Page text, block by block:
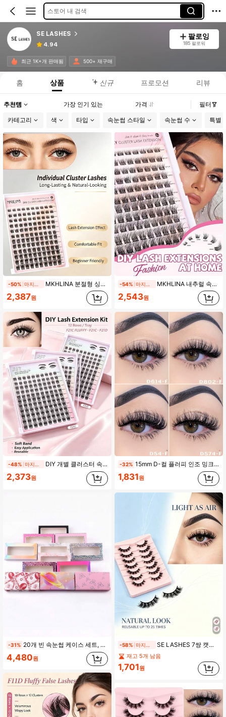
스토어 내 검색
SE LASHES
4.94
팔로잉
185 팔로워
최근 1K+개 판매됨 500+ 재구매
홈 상품 신규 프로모션 리뷰
추천템 가장 인기 있는 가격 필터
카테고리 색 타입 속눈썹 스타일 속눈썹 수 특별
-50% MKHLINA 분절형 싱글 클러스터 인조 속눈썹 DIY 속눈썹 연장 C/CC/D 컬 풍성한 내추럴 스타일 일상, 웨딩, 파티, 코스프레용 초보자 셀프 부착용 (F21)
2,387원
-48% DIY 개별 클러스터 속눈썹 트레이, 12줄 혼합 10-16mm 길이 풍성한 볼륨 속눈썹 연장, 부드럽고 얇은 밴드 재사용 가능한 셀프 부착 인조 속눈썹 일상 메이크업용(F21)
2,373원
-31% 20개 빈 속눈썹 케이스 세트, 속눈썹 포장 및 보관 상자, 종이 소재, 가볍고 내구성 있음, 글리터/실버/핑크/마블/블랙 종이 속눈썹 보관 상자, 부드러운 종이 속눈썹 케이스, 인조 속눈썹용 상자
4,480원
-54% MKHLINA 내추럴 속눈썹 클러스터 120개, C/CC/D 컬 8-18mm 혼합 길이 DIY 싱글 클러스터 인조 속눈썹, 부드럽고 가벼운 미세 세그먼트 속눈썹, 초보자 일상 메이크업용 (F19)
2,543원
-32% 15mm D-컬 플러피 인조 밍크 속눈썹, 1쌍, 두껍고 컬링되어 매력적인 고양이 눈 화장 연출, 뷰티 래쉬 스트립 속눈썹
1,831원
-58% SE LASHES 7쌍 캣아이 풀 스트립 인조 속눈썹, 내추럴 룩, 부드럽고 풍성한 크로스 플리스 텍스처, 밍크 같은 느낌, 재사용 가능, 방수, 데일리 착용.파티.뮤직 페스티벌.웨딩 등에 적합, 초보자 필수템
재고 5개 남음
1,701원